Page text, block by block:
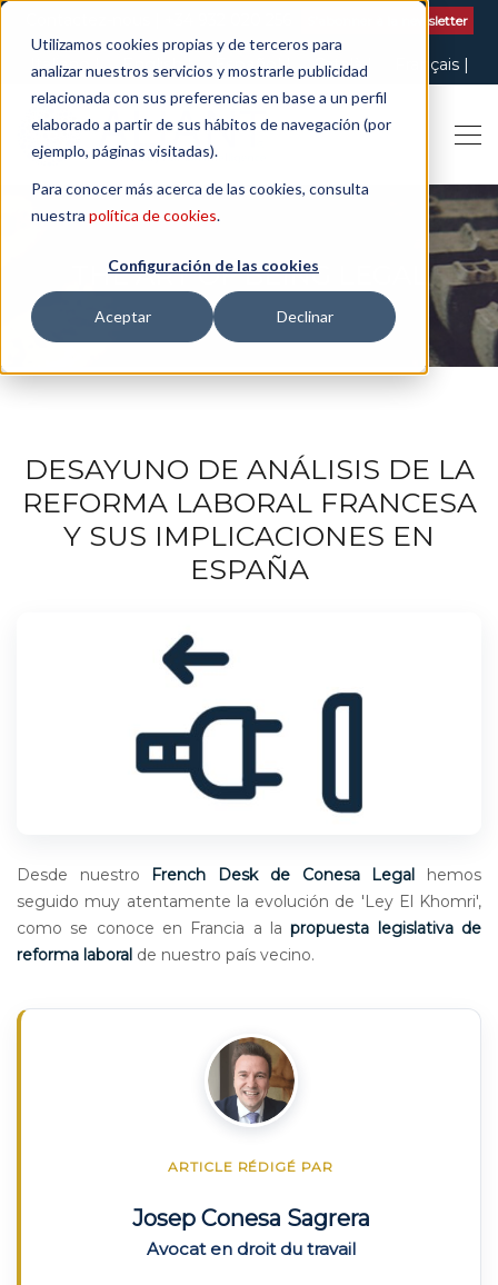
Utilizamos cookies propias y de terceros para
analizar nuestros servicios y mostrarle publicidad
relacionada con sus preferencias en base a un perfil
elaborado a partir de sus hábitos de navegación (por
ejemplo, páginas visitadas).
Para conocer más acerca de las cookies, consulta
nuestra política de cookies.
Configuración de las cookies
Aceptar Declinar
S'abonner à la newsletter
Español Català
English Français
Italiano
THE ART OF BEING LEGAL
DESAYUNO DE ANÁLISIS DE LA
REFORMA LABORAL FRANCESA
Y SUS IMPLICACIONES EN
ESPAÑA
Desde nuestro French Desk de Conesa Legal hemos
seguido muy atentamente la evolución de 'Ley El Khomri',
como se conoce en Francia a lapropuesta legislativa de
reforma laboral de nuestro país vecino.
ARTICLE RÉDIGÉ PAR
Josep Conesa Sagrera
Avocat en droit du travail